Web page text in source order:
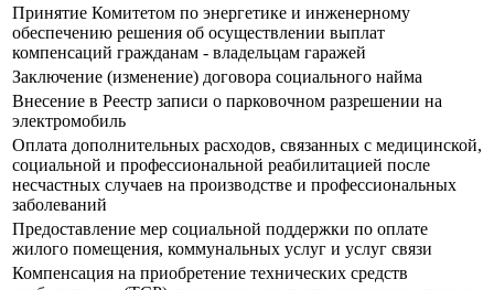
Принятие Комитетом по энергетике и инженерному
обеспечению решения об осуществлении выплат
компенсаций гражданам - владельцам гаражей
Заключение (изменение) договора социального найма
Внесение в Реестр записи о парковочном разрешении на
электромобиль
Оплата дополнительных расходов, связанных с медицинской,
социальной и профессиональной реабилитацией после
несчастных случаев на производстве и профессиональных
заболеваний
Предоставление мер социальной поддержки по оплате
жилого помещения, коммунальных услуг и услуг связи
Компенсация на приобретение технических средств